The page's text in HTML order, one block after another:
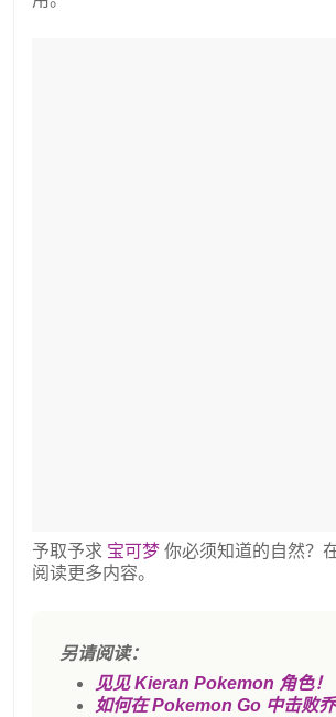
予取予求 宝可梦 你必须知道的自然？
阅读更多内容。
另请阅读：
见见 Kieran Pokemon 角色！
如何在 Pokemon Go 中击败